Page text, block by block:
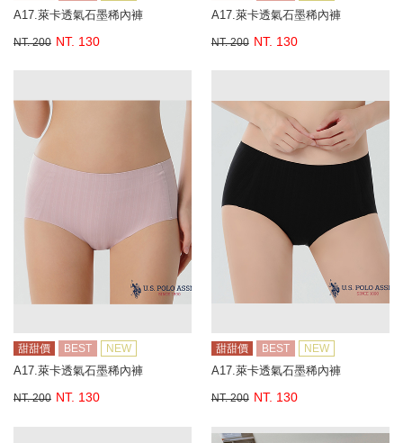
A17.萊卡透氣石墨稀內褲
NT. 200 NT. 130
A17.萊卡透氣石墨稀內褲
NT. 200 NT. 130
甜甜價 BEST NEW
A17.萊卡透氣石墨稀內褲
NT. 200 NT. 130
甜甜價 BEST NEW
A17.萊卡透氣石墨稀內褲
NT. 200 NT. 130